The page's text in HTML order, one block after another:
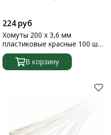
224 руб
Хомуты 200 x 3,6 мм
пластиковые красные 100 шт
Сибртех
В корзину